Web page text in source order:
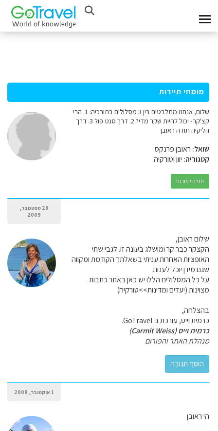
מומחי תיירות
שלום, אנחנו מתלבטים בין 3 מסלולים בתורכיה: 1. הרי
קצ'קר- יכול להיות שקר מדי? 2. דרך סנט פול 3. דרך
הליקיה תודה ראובן
שואל: ראובן פרנקס
קטגוריה: יוון וטורקיה
חזרה לפורום
29 ספטמבר,
2009
שלום ראובן,
הקצקר כבר קר ומושלג בעונה זו. לגבי שתי
האופציות האחרות עניתי בשאלתך הקודמת ומקווה
שגם מידן יוכל לענות.
על כל המסלולים הללו יש כאן באתר כתבות
מצוינות (יעדים ומדינות>>טורקיה)
בהצלחה,
כרמית וייס, עורכת ב GoTravel.
כרמית וייס (Carmit Weiss)
מנהלת האתר והפורום
1 אוקטובר, 2009
הי ראובן